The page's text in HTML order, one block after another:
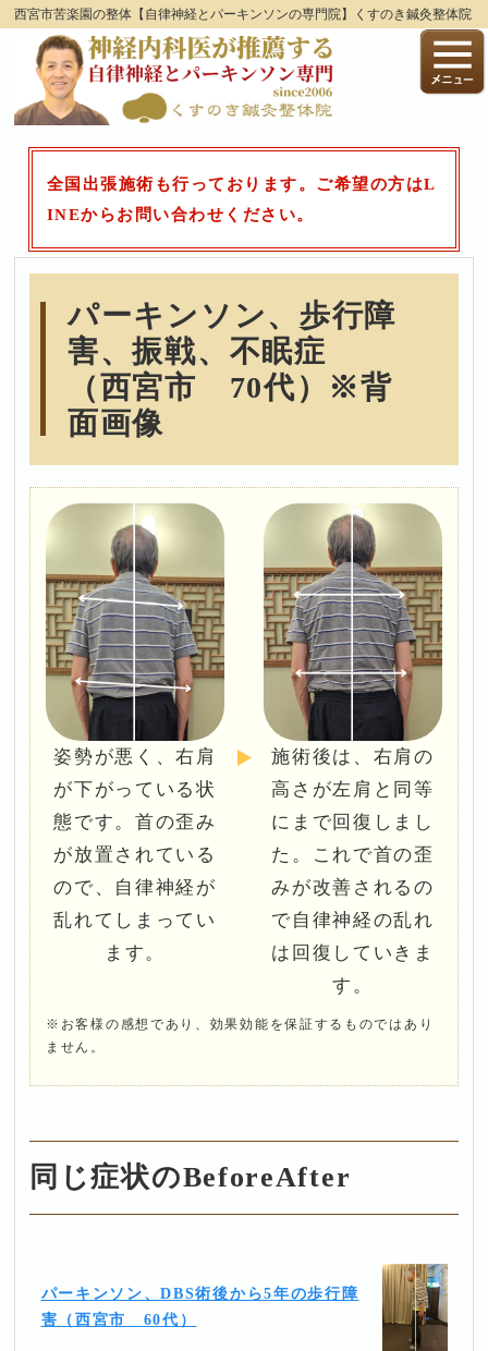
西宮市苦楽園の整体【自律神経とパーキンソンの専門院】くすのき鍼灸整体院
全国出張施術も行っております。ご希望の方はL
INEからお問い合わせください。
パーキンソン、歩行障
害、振戦、不眠症
（西宮市 70代）※背
面画像
姿勢が悪く、右肩
が下がっている状
態です。首の歪み
が放置されている
ので、自律神経が
乱れてしまってい
ます。
施術後は、右肩の
高さが左肩と同等
にまで回復しまし
た。これで首の歪
みが改善されるの
で自律神経の乱れ
は回復していきま
す。
※お客様の感想であり、効果効能を保証するものではあり
ません。
同じ症状のBeforeAfter
パーキンソン、DBS術後から5年の歩行障
害（西宮市 60代）